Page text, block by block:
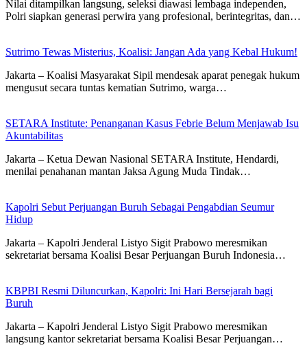
Nilai ditampilkan langsung, seleksi diawasi lembaga independen,
Polri siapkan generasi perwira yang profesional, berintegritas, dan…
Sutrimo Tewas Misterius, Koalisi: Jangan Ada yang Kebal Hukum!
Jakarta – Koalisi Masyarakat Sipil mendesak aparat penegak hukum
mengusut secara tuntas kematian Sutrimo, warga…
SETARA Institute: Penanganan Kasus Febrie Belum Menjawab Isu
Akuntabilitas
Jakarta – Ketua Dewan Nasional SETARA Institute, Hendardi,
menilai penahanan mantan Jaksa Agung Muda Tindak…
Kapolri Sebut Perjuangan Buruh Sebagai Pengabdian Seumur
Hidup
Jakarta – Kapolri Jenderal Listyo Sigit Prabowo meresmikan
sekretariat bersama Koalisi Besar Perjuangan Buruh Indonesia…
KBPBI Resmi Diluncurkan, Kapolri: Ini Hari Bersejarah bagi
Buruh
Jakarta – Kapolri Jenderal Listyo Sigit Prabowo meresmikan
langsung kantor sekretariat bersama Koalisi Besar Perjuangan…